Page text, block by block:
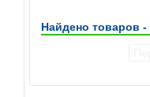
Найдено товаров -